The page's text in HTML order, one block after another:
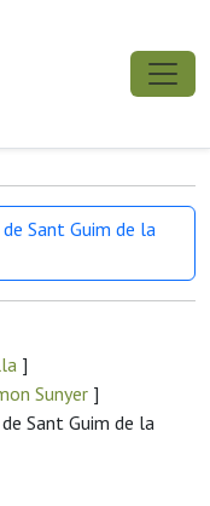
Sant Guim de la
]
Sunyer ]
Sant Guim de la